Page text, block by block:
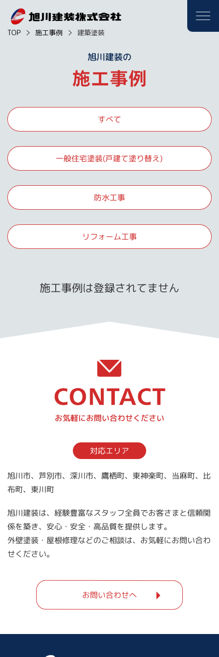
TOP 施工事例 建築塗装
旭川建装の
すべて
一般住宅塗装(戸建て塗り替え)
防水工事
リフォーム工事
施工事例は登録されてません
お気軽にお問い合わせください
対応エリア
旭川市、芦別市、深川市、鷹栖町、東神楽町、当麻町、比
布町、東川町
旭川建装は、経験豊富なスタッフ全員でお客さまと信頼関
係を築き、安心・安全・高品質を提供します。
外壁塗装・屋根修理などのご相談は、お気軽にお問い合わ
せください。
お問い合わせへ